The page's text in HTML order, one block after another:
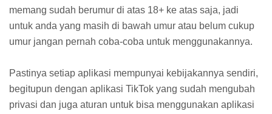
memang sudah berumur di atas 18+ ke atas saja, jadi
untuk anda yang masih di bawah umur atau belum cukup
umur jangan pernah coba-coba untuk menggunakannya.
Pastinya setiap aplikasi mempunyai kebijakannya sendiri,
begitupun dengan aplikasi TikTok yang sudah mengubah
privasi dan juga aturan untuk bisa menggunakan aplikasi